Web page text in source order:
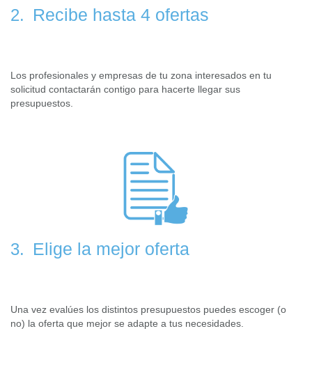
2. Recibe hasta 4 ofertas
Los profesionales y empresas de tu zona interesados en tu
solicitud contactarán contigo para hacerte llegar sus
presupuestos.
3. Elige la mejor oferta
Una vez evalúes los distintos presupuestos puedes escoger (o
no) la oferta que mejor se adapte a tus necesidades.